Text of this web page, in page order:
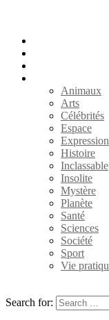
Animaux
Arts
Célébrités
Espace
Expression
Histoire
Inclassable
Insolite
Mystère
Planète
Santé
Sciences
Société
Sport
Vie
Search for: